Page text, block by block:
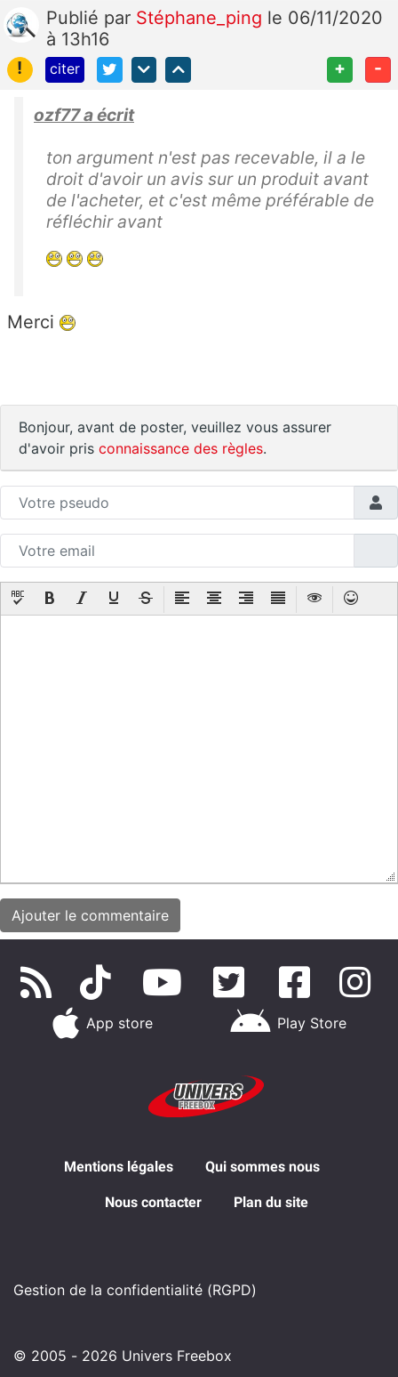
Publié par Stéphane_ping le 06/11/2020
à 13h16
!
citer + -
ozf77 a écrit
ton argument n'est pas recevable, il a le
droit d'avoir un avis sur un produit avant
de l'acheter, et c'est même préférable de
réfléchir avant
Merci
Bonjour, avant de poster, veuillez vous assurer
d'avoir pris connaissance des règles.
App store Play Store
Mentions légales Qui sommes nous
Nous contacter Plan du site
Gestion de la confidentialité (RGPD)
© 2005 - 2026 Univers Freebox